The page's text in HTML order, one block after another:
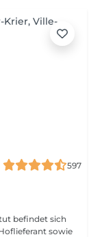
597
sowie